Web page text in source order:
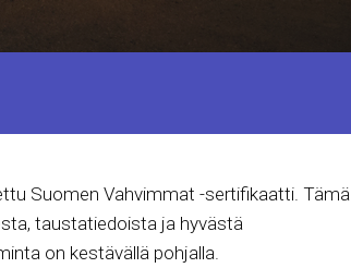
Suomen Vahvimmat -sertifikaatti. Tämä
taustatiedoista ja hyvästä
on kestävällä pohjalla.